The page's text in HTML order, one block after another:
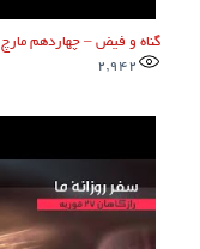
گناه و فیض – چهاردهم مارچ
2,942